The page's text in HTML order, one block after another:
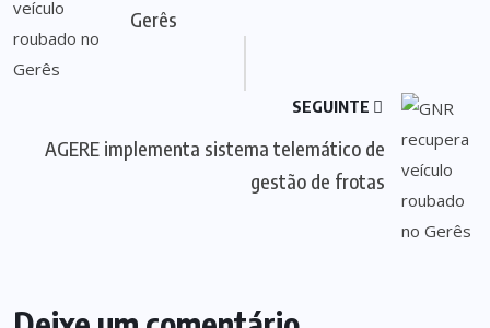
Gerês
SEGUINTE
AGERE implementa sistema telemático de
gestão de frotas